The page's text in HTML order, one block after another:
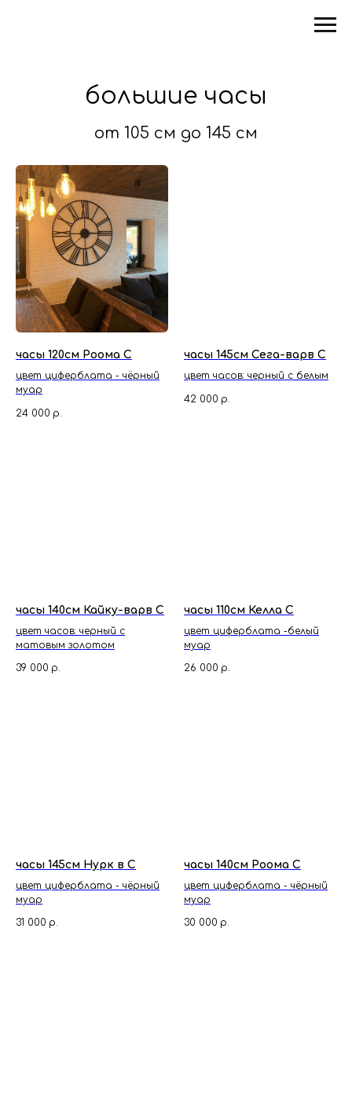
большие часы
от 105 см до 145 см
часы 120см Роома С
цвет циферблата - чёрный
муар
24 000 р.
часы 145см Сега-варв С
цвет часов: черный с белым
42 000 р.
часы 140см Кайку-варв С
цвет часов: черный с
матовым золотом
39 000 р.
часы 110см Келла С
цвет циферблата -белый
муар
26 000 р.
часы 145см Нурк в С
цвет циферблата - чёрный
муар
31 000 р.
часы 140см Роома С
цвет циферблата - чёрный
муар
30 000 р.